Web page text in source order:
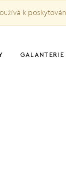
k
GALANTERIE